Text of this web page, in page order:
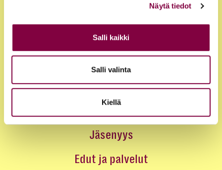
Näytä tiedot
Salli kaikki
Salli valinta
Kiellä
Jäsenyys
Edut ja palvelut